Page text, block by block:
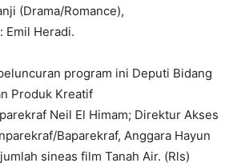
(Drama/Romance),
Emil Heradi.
program ini Deputi Bidang
Produk Kreatif
Neil El Himam; Direktur Akses
Baparekraf, Anggara Hayun
sineas film Tanah Air. (Rls)